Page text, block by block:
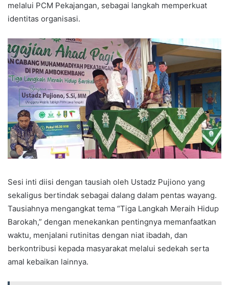
melalui PCM Pekajangan, sebagai langkah memperkuat
identitas organisasi.
Sesi inti diisi dengan tausiah oleh Ustadz Pujiono yang
sekaligus bertindak sebagai dalang dalam pentas wayang.
Tausiahnya mengangkat tema “Tiga Langkah Meraih Hidup
Barokah,” dengan menekankan pentingnya memanfaatkan
waktu, menjalani rutinitas dengan niat ibadah, dan
berkontribusi kepada masyarakat melalui sedekah serta
amal kebaikan lainnya.